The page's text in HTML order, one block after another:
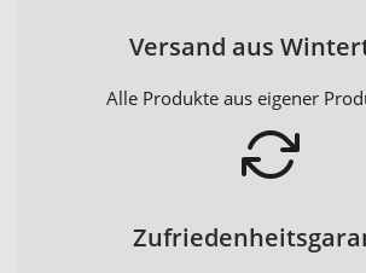
Versand aus
Alle Produkte aus eigener